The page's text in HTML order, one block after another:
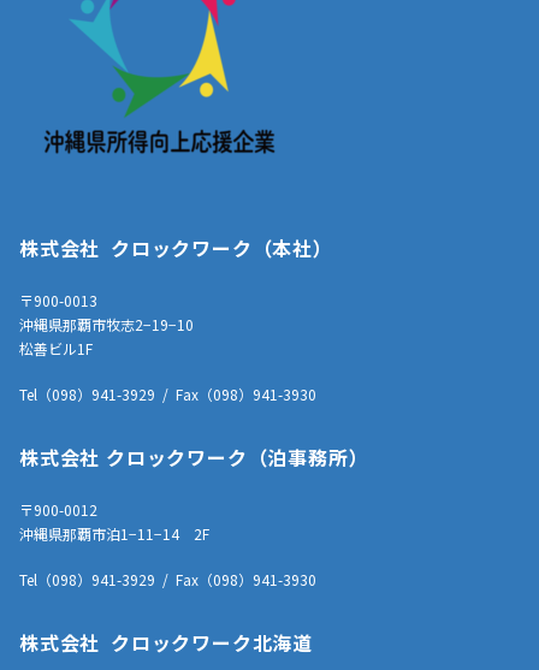
株式会社 クロックワーク（本社）
〒900-0013
沖縄県那覇市牧志2−19−10
松善ビル1F
Tel（098）941-3929 / Fax（098）941-3930
株式会社 クロックワーク（泊事務所）
〒900-0012
沖縄県那覇市泊1−11−14 2F
Tel（098）941-3929 / Fax（098）941-3930
株式会社 クロックワーク北海道